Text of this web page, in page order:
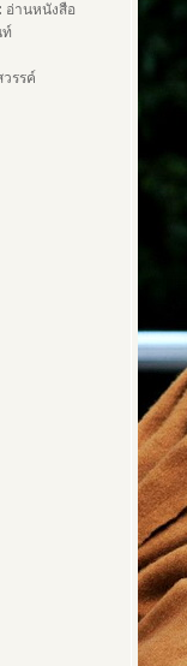
อ่านหนังสือ
รรค์